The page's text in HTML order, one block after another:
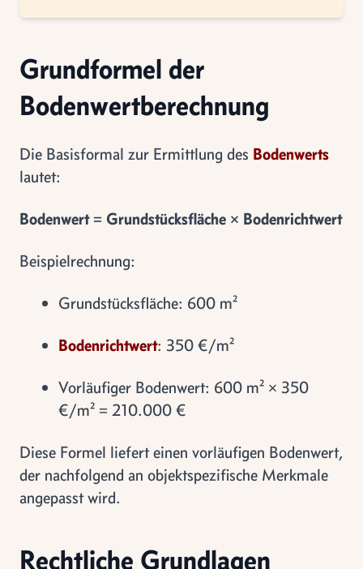
Grundformel der
Bodenwertberechnung
Die Basisformal zur Ermittlung des Bodenwerts
lautet:
Bodenwert = Grundstücksfläche × Bodenrichtwert
Beispielrechnung:
Grundstücksfläche: 600 m²
Bodenrichtwert: 350 €/m²
Vorläufiger Bodenwert: 600 m² × 350
€/m² = 210.000 €
Diese Formel liefert einen vorläufigen Bodenwert,
der nachfolgend an objektspezifische Merkmale
angepasst wird.
Rechtliche Grundlagen